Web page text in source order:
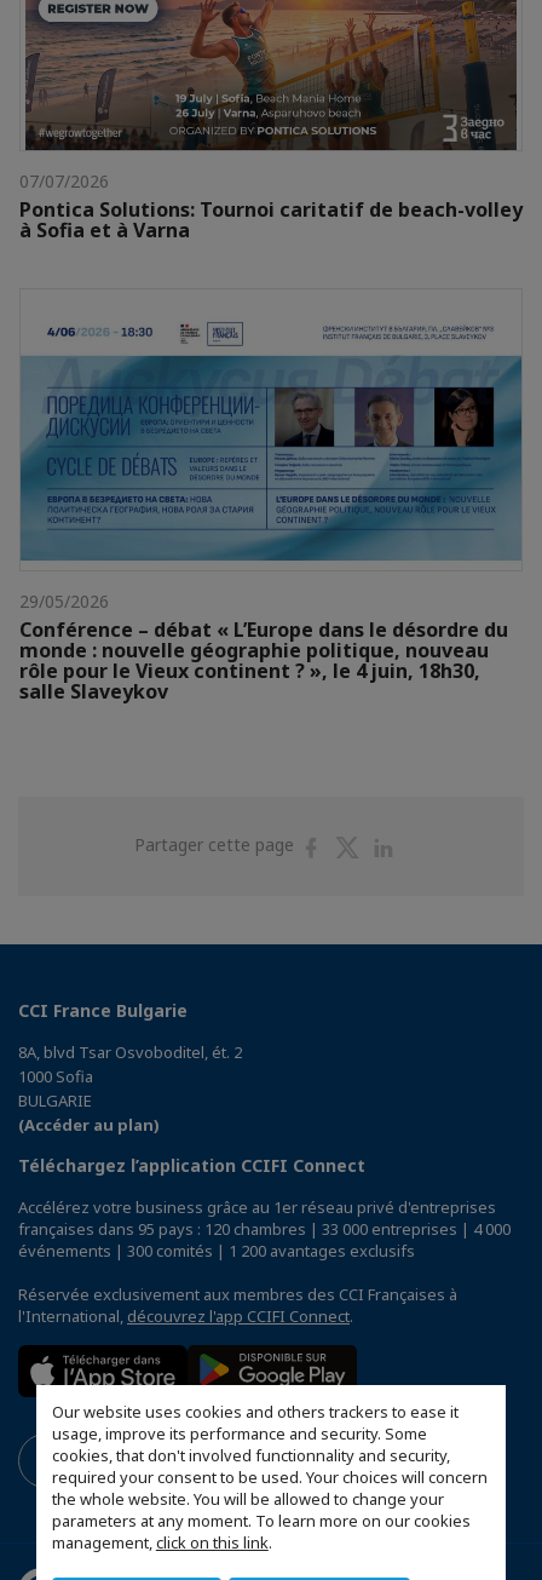
Our website uses cookies and others trackers to ease it
usage, improve its performance and security. Some
cookies, that don't involved functionnality and security,
required your consent to be used. Your choices will concern
the whole website. You will be allowed to change your
parameters at any moment. To learn more on our cookies
management,click on this link.
07/07/2026
Pontica Solutions: Tournoi caritatif de beach-volley
à Sofia et à Varna
29/05/2026
Conférence – débat « L’Europe dans le désordre du
monde : nouvelle géographie politique, nouveau
rôle pour le Vieux continent ? », le 4 juin, 18h30,
salle Slaveykov
Partager cette page
PartagerPartager
CCI France Bulgarie
8A, blvd Tsar Osvoboditel, ét. 2
1000 Sofia
BULGARIE
(Accéder au plan)
Téléchargez l’application CCIFI Connect
Accélérez votre business grâce au 1er réseau privé d'entreprises
françaises dans 95 pays : 120 chambres | 33 000 entreprises | 4 000
événements | 300 comités | 1 200 avantages exclusifs
Réservée exclusivement aux membres des CCI Françaises à
l'International, découvrez l'app CCIFI Connect.